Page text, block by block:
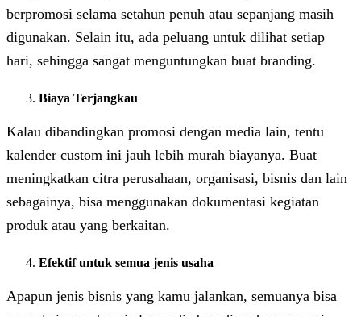
berpromosi selama setahun penuh atau sepanjang masih
digunakan. Selain itu, ada peluang untuk dilihat setiap
hari, sehingga sangat menguntungkan buat branding.
Biaya Terjangkau
Kalau dibandingkan promosi dengan media lain, tentu
kalender custom ini jauh lebih murah biayanya. Buat
meningkatkan citra perusahaan, organisasi, bisnis dan lain
sebagainya, bisa menggunakan dokumentasi kegiatan
produk atau yang berkaitan.
Efektif untuk semua jenis usaha
Apapun jenis bisnis yang kamu jalankan, semuanya bisa